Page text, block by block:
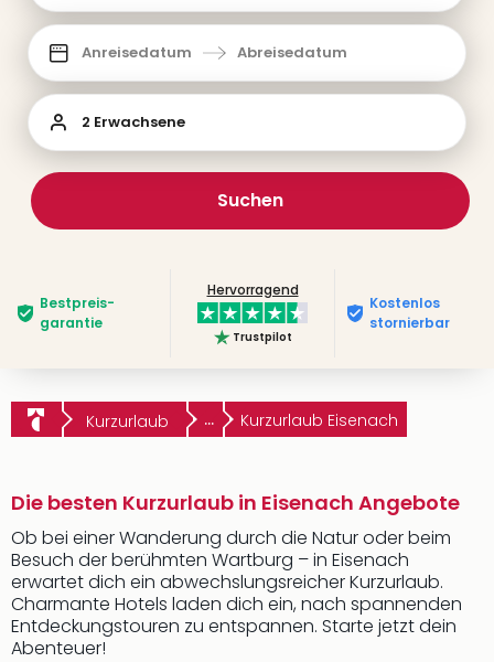
Anreisedatum Abreisedatum
2 Erwachsene
Suchen
Bestpreis­
garantie
Hervorragend
Trustpilot
Kostenlos
stornierbar
Kurzurlaub ... Kurzurlaub Eisenach
Die besten Kurzurlaub in Eisenach Angebote
Ob bei einer Wanderung durch die Natur oder beim
Besuch der berühmten Wartburg – in Eisenach
erwartet dich ein abwechslungsreicher Kurzurlaub.
Charmante Hotels laden dich ein, nach spannenden
Entdeckungstouren zu entspannen. Starte jetzt dein
Abenteuer!